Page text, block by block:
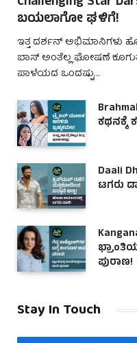
ಬಯಲಾಗೋ ಘಳಿಗೆ!
ಇತ್ತ ದರ್ಶನ್ ಅಭಿಮಾನಿಗಳು
ಬಾಸ್ ಅಂತೆಲ್ಲ ಘೋಷಣೆ
ಪಾಳೆಯದ ಒಂದಷ್ಟು…
ಕಥನಕ್ಕೆ
Daali
ಟಗರು
ಪುರಾಣ!
Stay In Touch